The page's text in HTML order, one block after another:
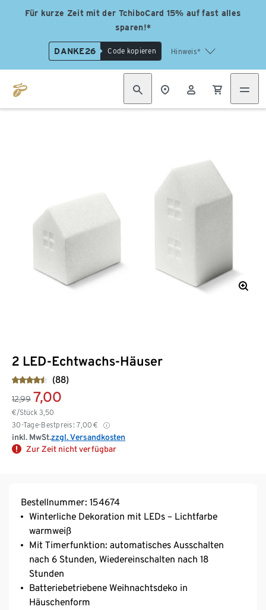
Für kurze Zeit mit der TchiboCard 15% auf fast alles
sparen!*
DANKE26 Code kopieren Hinweis*
2 LED-Echtwachs-Häuser
(88)
12,99 7,00
€/Stück 3,50
30-Tage-Bestpreis: 7,00 €
inkl. MwSt.zzgl. Versandkosten
Zur Zeit nicht verfügbar
Bestellnummer: 154674
Winterliche Dekoration mit LEDs – Lichtfarbe
warmweiß
Mit Timerfunktion: automatisches Ausschalten
nach 6 Stunden, Wiedereinschalten nach 18
Stunden
Batteriebetriebene Weihnachtsdeko in
Häuschenform